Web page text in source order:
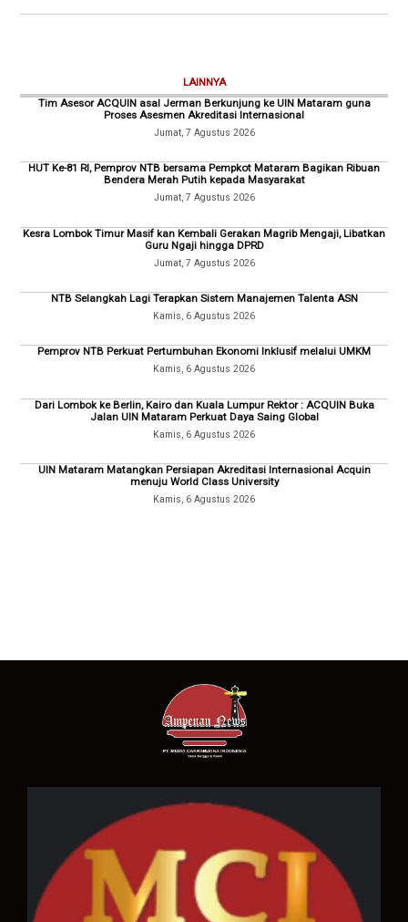
LAINNYA
Tim Asesor ACQUIN asal Jerman Berkunjung ke UIN Mataram guna
Proses Asesmen Akreditasi Internasional
Jumat, 7 Agustus 2026
HUT Ke-81 RI, Pemprov NTB bersama Pempkot Mataram Bagikan Ribuan
Bendera Merah Putih kepada Masyarakat
Jumat, 7 Agustus 2026
Kesra Lombok Timur Masif kan Kembali Gerakan Magrib Mengaji, Libatkan
Guru Ngaji hingga DPRD
Jumat, 7 Agustus 2026
NTB Selangkah Lagi Terapkan Sistem Manajemen Talenta ASN
Kamis, 6 Agustus 2026
Pemprov NTB Perkuat Pertumbuhan Ekonomi Inklusif melalui UMKM
Kamis, 6 Agustus 2026
Dari Lombok ke Berlin, Kairo dan Kuala Lumpur Rektor : ACQUIN Buka
Jalan UIN Mataram Perkuat Daya Saing Global
Kamis, 6 Agustus 2026
UIN Mataram Matangkan Persiapan Akreditasi Internasional Acquin
menuju World Class University
Kamis, 6 Agustus 2026